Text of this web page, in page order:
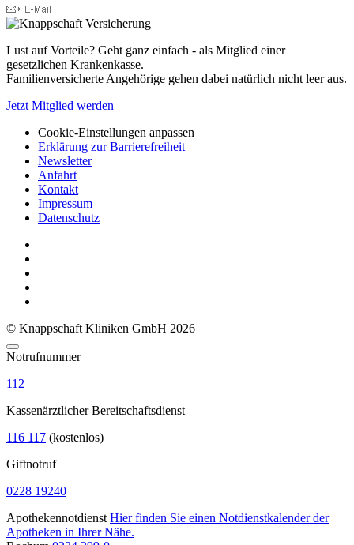
Lust auf Vorteile? Geht ganz einfach - als Mitglied einer
gesetzlichen Krankenkasse.
Familienversicherte Angehörige gehen dabei natürlich nicht leer aus.
Jetzt Mitglied werden
Cookie-Einstellungen anpassen
Erklärung zur Barrierefreiheit
Newsletter
Anfahrt
Kontakt
Impressum
Datenschutz
© Knappschaft Kliniken GmbH 2026
Notrufnummer
112
Kassenärztlicher Bereitschaftsdienst
116 117 (kostenlos)
Giftnotruf
0228 19240
Apothekennotdienst Hier finden Sie einen Notdienstkalender der
Apotheken in Ihrer Nähe.